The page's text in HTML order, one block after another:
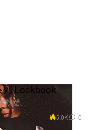
列 Lookbook
愛。
5.0K 0